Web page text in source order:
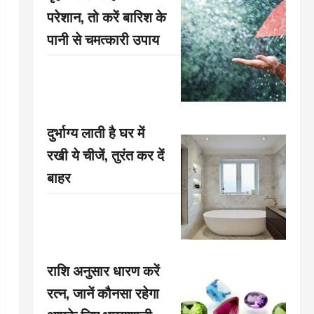
परेशान, तो करें बारिश के
पानी से चमत्कारी उपाय
दुर्भाग्य लाती है घर में
रखी ये चीजें, तुरंत कर दें
बाहर
राशि अनुसार धारण करें
रत्न, जानें कौनसा रहेगा